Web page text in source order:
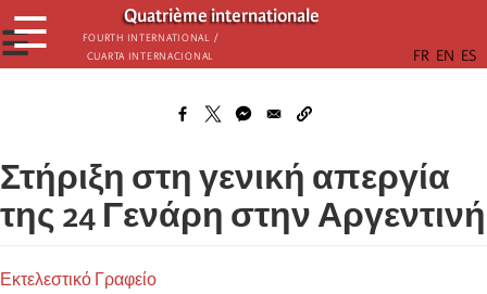
Παράκαμψη
προς
το
Quatrième internationale
Fourth International /
Cuarta Internacional
☰
☰
Στήριξη στη γενική απεργία
της 24 Γενάρη στην Αργεντινή
Εκτελεστικό Γραφείο